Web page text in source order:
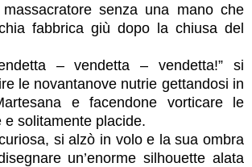
senza una mano che
fabbrica giù dopo la chiusa del
– vendetta – vendetta!” si
le novantanove nutrie gettandosi in
e facendone vorticare le
e solitamente placide.
si alzò in volo e la sua ombra
un’enorme silhouette alata